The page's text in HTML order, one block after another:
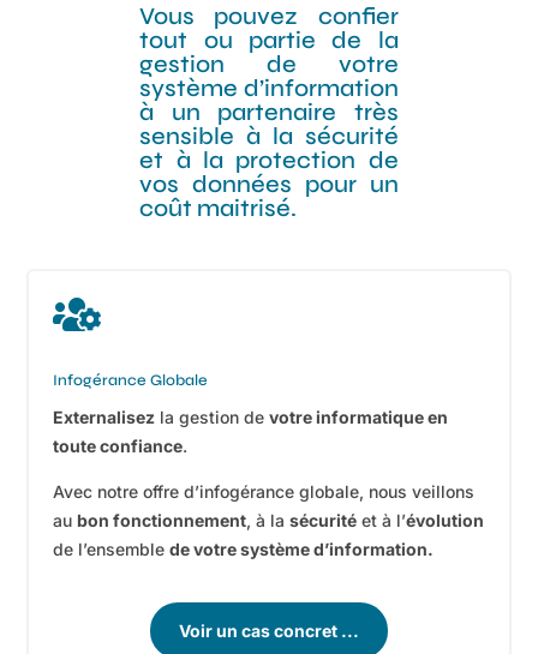
Vous pouvez confier
tout ou partie de la
gestion de votre
système d’information
à un partenaire très
sensible à la sécurité
et à la protection de
vos données pour un
coût maitrisé.

Infogérance Globale
Externalisez la gestion devotre informatique en
toute confiance.
Avec notre offre d’infogérance globale, nous veillons
au bon fonctionnement, à lasécurité et à l’évolution
de l’ensemblede votre système d’information.
Voir un cas concret ...